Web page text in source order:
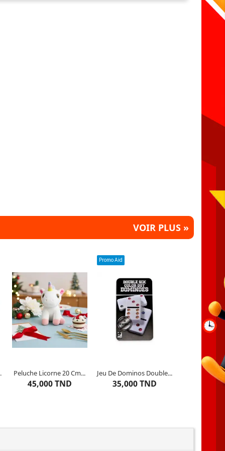
VOIR PLUS »
Peluche Licorne 20 Cm...
45,000 TND
Âges : à partir de 1 an
Dernierarticle restant
Promo Aid
Jeu De Dominos Double...
35,000 TND
Âges : à partir de 6 ans
Dimensions du produit : 19
x 11 cm
Dernierarticle restant